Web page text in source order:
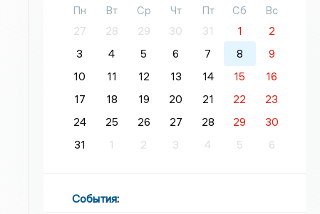
Пн Вт Ср Чт Пт Сб
Вс
27
28 29 30 31 1
2
3
4 5 6 7 8
9
10
11 12 13 14 15
16
17
18 19 20 21 22
23
24
25 26 27 28 29
30
31
1 2 3 4 5 6
События: